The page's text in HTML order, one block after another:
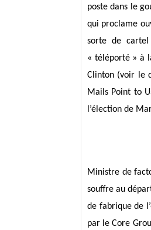
poste dans le
qui proclame
sorte de
« téléporté » à
Clinton (voir le
Mails Point to
l’élection de
Ministre de
souffre au
de fabrique de
par le Core